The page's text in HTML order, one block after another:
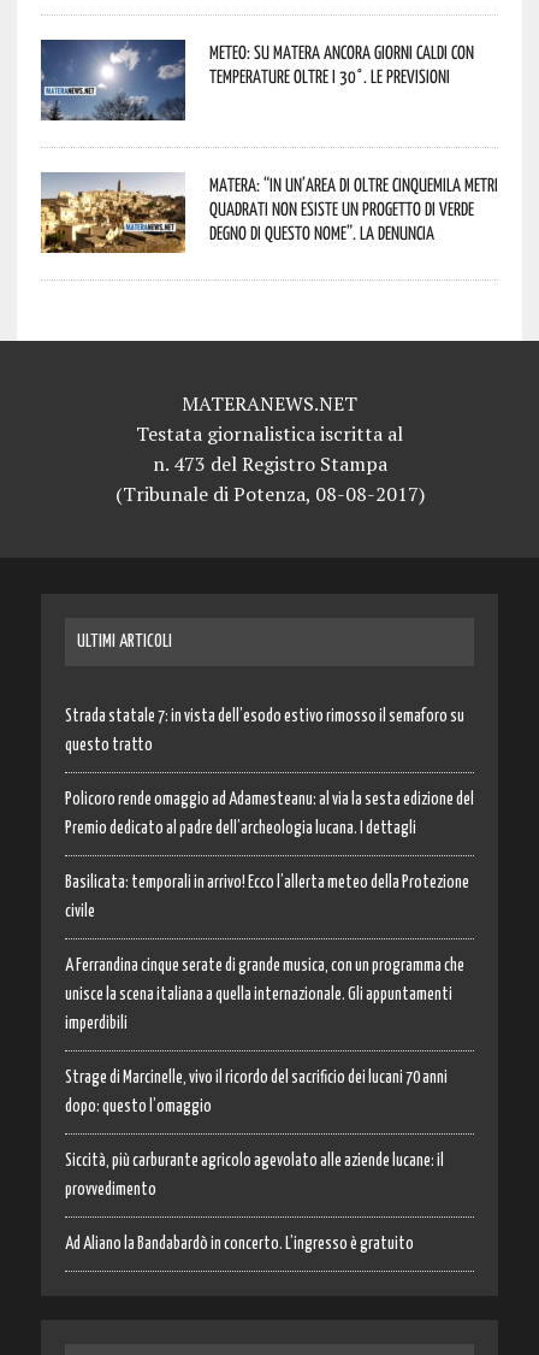
Meteo: su Matera ancora giorni caldi con
temperature oltre i 30°. Le previsioni
Matera: “In un’area di oltre cinquemila metri
quadrati non esiste un progetto di verde
degno di questo nome”. La denuncia
MATERANEWS.NET
Testata giornalistica iscritta al
n. 473 del Registro Stampa
(Tribunale di Potenza, 08-08-2017)
ULTIMI ARTICOLI
Strada statale 7: in vista dell’esodo estivo rimosso il semaforo su
questo tratto
Policoro rende omaggio ad Adamesteanu: al via la sesta edizione del
Premio dedicato al padre dell’archeologia lucana. I dettagli
Basilicata: temporali in arrivo! Ecco l’allerta meteo della Protezione
civile
A Ferrandina cinque serate di grande musica, con un programma che
unisce la scena italiana a quella internazionale. Gli appuntamenti
imperdibili
Strage di Marcinelle, vivo il ricordo del sacrificio dei lucani 70 anni
dopo: questo l’omaggio
Siccità, più carburante agricolo agevolato alle aziende lucane: il
provvedimento
Ad Aliano la Bandabardò in concerto. L’ingresso è gratuito